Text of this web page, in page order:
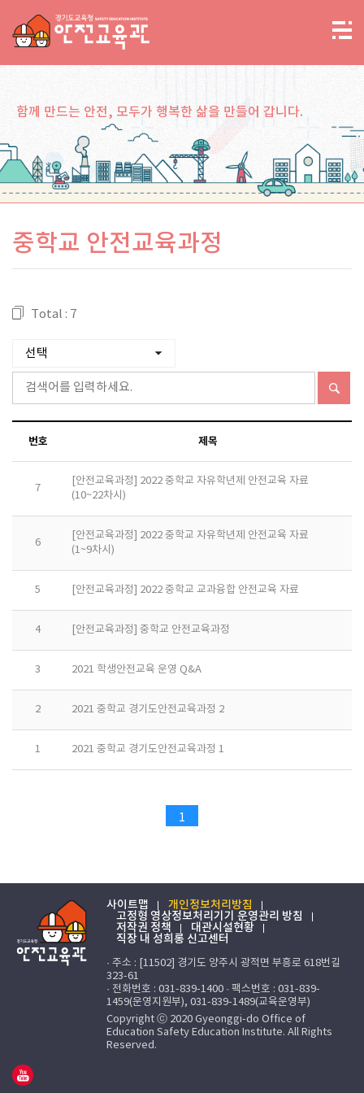
함께 만드는 안전, 모두가 행복한 삶을 만들어 갑니다.
중학교 안전교육과정
Total : 7
번호 제목
7
[안전교육과정] 2022 중학교 자유학년제 안전교육 자료
(10~22차시)
6
[안전교육과정] 2022 중학교 자유학년제 안전교육 자료
(1~9차시)
5 [안전교육과정] 2022 중학교 교과융합 안전교육 자료
4 [안전교육과정] 중학교 안전교육과정
3 2021 학생안전교육 운영 Q&A
2 2021 중학교 경기도안전교육과정 2
1 2021 중학교 경기도안전교육과정 1
1
사이트맵
개인정보처리방침
고정형 영상정보처리기기 운영관리 방침
저작권 정책
대관시설현황
직장 내 성희롱 신고센터
· 주소 : [11502] 경기도 양주시 광적면 부흥로 618번길
323-61
· 전화번호 : 031-839-1400 · 팩스번호 : 031-839-
1459(운영지원부), 031-839-1489(교육운영부)
Copyright ⓒ 2020 Gyeonggi-do Office of
Education Safety Education Institute. All Rights
Reserved.